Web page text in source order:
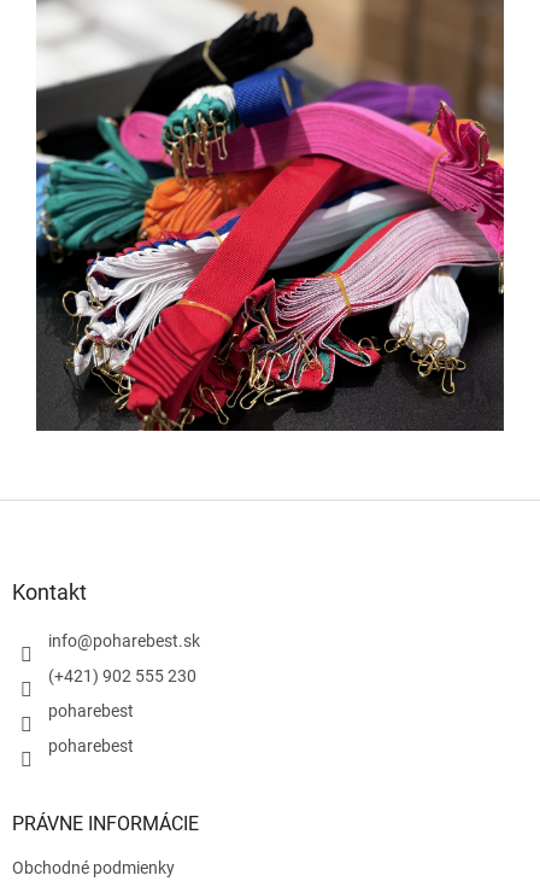
Kontakt
info@poharebest.sk
(+421) 902 555 230
poharebest
poharebest
PRÁVNE INFORMÁCIE
Obchodné podmienky